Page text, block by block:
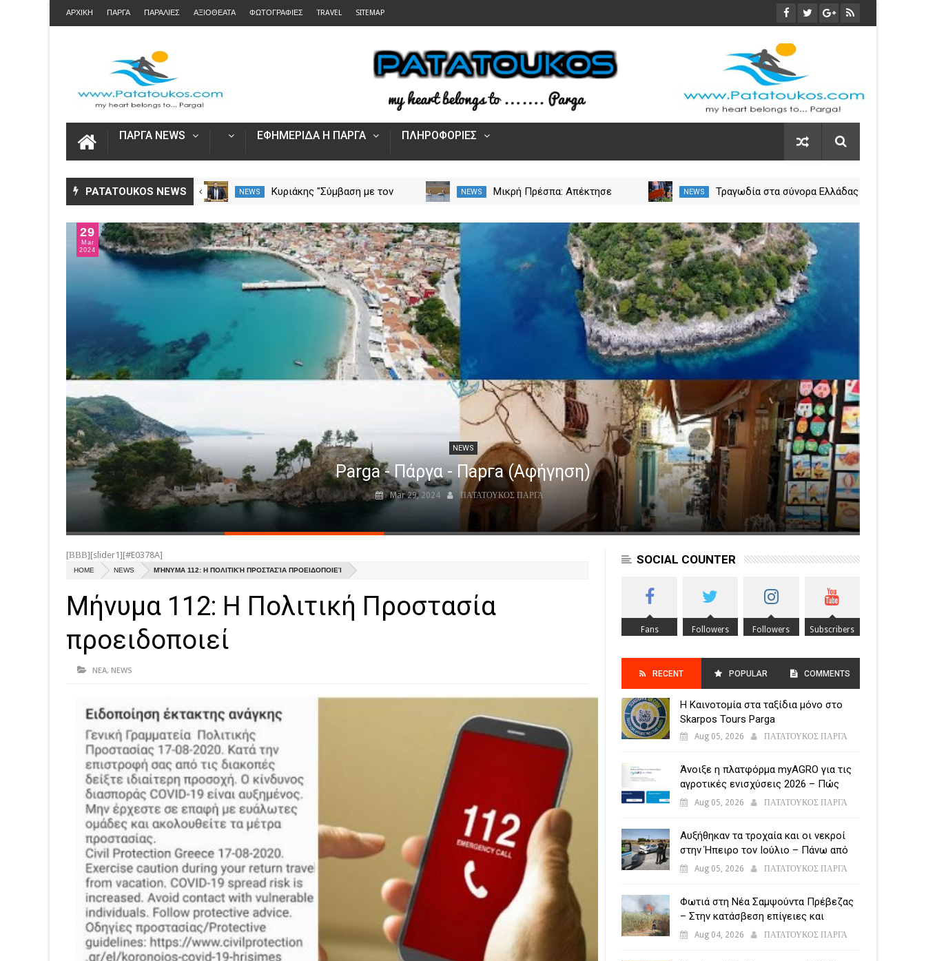
ΑΡΧΙΚΗ ΠΑΡΓΑ ΠΑΡΑΛΙΕΣ ΑΞΙΟΘΕΑΤΑ ΦΩΤΟΓΡΑΦΙΕΣ TRAVEL SITEMAP
ΠΑΡΓΑ NEWS ΕΦΗΜΕΡΙΔΑ Η ΠΑΡΓΑ ΠΛΗΡΟΦΟΡΙΕΣ
PATATOUKOS NEWS
Φωτιά στη Νέα Σαμψούντα
Πρέβεζας – Στην κατάσβεση
δυνάμεις
NEWS
Κυριάκης "Σύμβαση με τον
χρηματοδότηση της
λειτουργίας του"
NEWS
Μικρή Πρέσπα: Απέκτησε
NEWS
Τραγωδία στα σύνορα Ελλάδας
29
Mar
2024
NEWS
Parga - Πάργα - Парга (Αφήγηση)
Mar 29, 2024 ΠΑΤΑΤΟΥΚΟΣ ΠΑΡΓΑ
[ΒΒΒ][slider1][#E0378A]
HOME NEWS ΜΉΝΥΜΑ 112: Η ΠΟΛΙΤΙΚΉ ΠΡΟΣΤΑΣΊΑ ΠΡΟΕΙΔΟΠΟΙΕΊ
Μήνυμα 112: Η Πολιτική Προστασία
προειδοποιεί
ΝΕΑ, NEWS
SOCIAL COUNTER
Fans Followers Followers Subscribers
RECENT POPULAR
POSTS
COMMENTS
Η Καινοτομία στα ταξίδια μόνο στο
Skarpos Tours Parga
Aug 05, 2026 ΠΑΤΑΤΟΥΚΟΣ ΠΑΡΓΑ
Άνοιξε η πλατφόρμα myAGRO για τις
αγροτικές ενισχύσεις 2026 – Πώς
υποβάλλεται η Ενιαία Αίτηση
Aug 05, 2026 ΠΑΤΑΤΟΥΚΟΣ ΠΑΡΓΑ
Αυξήθηκαν τα τροχαία και οι νεκροί
στην Ήπειρο τον Ιούλιο – Πάνω από
5.500 παραβάσεις
Aug 05, 2026 ΠΑΤΑΤΟΥΚΟΣ ΠΑΡΓΑ
Φωτιά στη Νέα Σαμψούντα Πρέβεζας
– Στην κατάσβεση επίγειες και
εναέριες δυνάμεις
Aug 04, 2026 ΠΑΤΑΤΟΥΚΟΣ ΠΑΡΓΑ